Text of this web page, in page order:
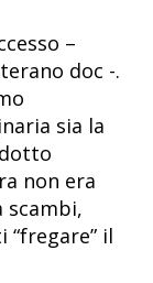
–
doc -.
sia la
non era
scambi,
il